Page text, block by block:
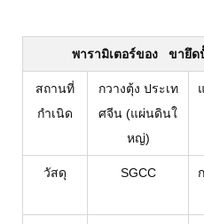
พารามิเตอร์ของ ขายึด
สถานที่
กำเนิด
กวางตุ้ง ประเท
ศจีน (แผ่นดินใ
หญ่)
วัสดุ SGCC